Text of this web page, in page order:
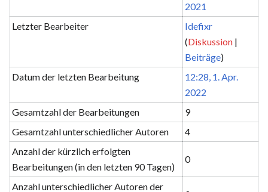
2021
Letzter Bearbeiter
Idefixr
(Diskussion |
Beiträge)
Datum der letzten Bearbeitung
12:28, 1. Apr.
2022
Gesamtzahl der Bearbeitungen
9
Gesamtzahl unterschiedlicher Autoren
4
Anzahl der kürzlich erfolgten
Bearbeitungen (in den letzten 90 Tagen)
0
Anzahl unterschiedlicher Autoren der